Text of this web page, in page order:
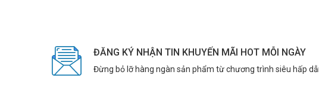
ĐĂNG KÝ NHẬN TIN KHUYẾN MÃI HOT MỖI NGÀY
Đừng bỏ lỡ hàng ngàn sản phẩm từ chương trình siêu hấp